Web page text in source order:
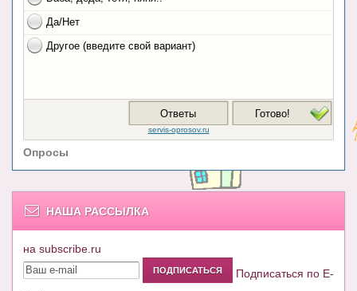
Опросы
НАША РАССЫЛКА
на subscribe.ru
Подписаться по E-